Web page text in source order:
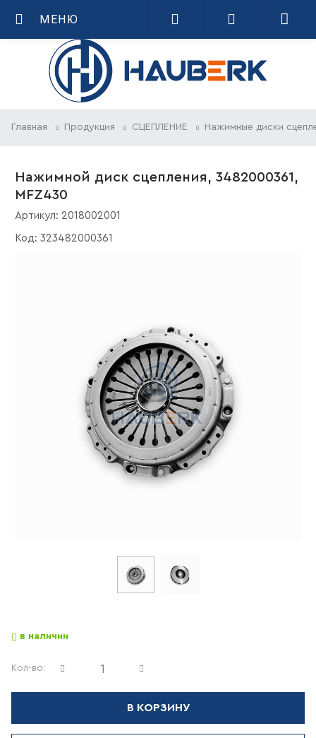
МЕНЮ
Главная Продукция СЦЕПЛЕНИЕ Нажимные диски
Нажимной диск сцепления, 3482000361,
MFZ430
Артикул: 2018002001
Код: 323482000361
в наличии
Кол-во:
В КОРЗИНУ